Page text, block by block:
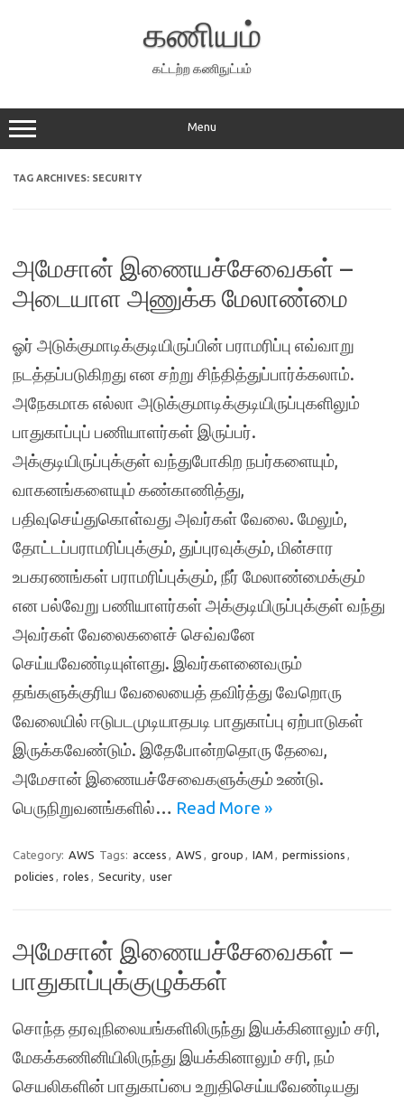
கணியம்
கட்டற்ற கணிநுட்பம்
Menu
TAG ARCHIVES: SECURITY
அமேசான் இணையச்சேவைகள் –
அடையாள அணுக்க மேலாண்மை
ஓர் அடுக்குமாடிக்குடியிருப்பின் பராமரிப்பு எவ்வாறு
நடத்தப்படுகிறது என சற்று சிந்தித்துப்பார்க்கலாம்.
அநேகமாக எல்லா அடுக்குமாடிக்குடியிருப்புகளிலும்
பாதுகாப்புப் பணியாளர்கள் இருப்பர்.
அக்குடியிருப்புக்குள் வந்துபோகிற நபர்களையும்,
வாகனங்களையும் கண்காணித்து,
பதிவுசெய்துகொள்வது அவர்கள் வேலை. மேலும்,
தோட்டப்பராமரிப்புக்கும், துப்புரவுக்கும், மின்சார
உபகரணங்கள் பராமரிப்புக்கும், நீர் மேலாண்மைக்கும்
என பல்வேறு பணியாளர்கள் அக்குடியிருப்புக்குள் வந்து
அவர்கள் வேலைகளைச் செவ்வனே
செய்யவேண்டியுள்ளது. இவர்களனைவரும்
தங்களுக்குரிய வேலையைத் தவிர்த்து வேறொரு
வேலையில் ஈடுபடமுடியாதபடி பாதுகாப்பு ஏற்பாடுகள்
இருக்கவேண்டும். இதேபோன்றதொரு தேவை,
அமேசான் இணையச்சேவைகளுக்கும் உண்டு.
பெருநிறுவனங்களில்… Read More »
Category: AWS Tags: access , AWS , group , IAM , permissions ,
policies , roles , Security, user
அமேசான் இணையச்சேவைகள் –
பாதுகாப்புக்குழுக்கள்
சொந்த தரவுநிலையங்களிலிருந்து இயக்கினாலும் சரி,
மேகக்கணினியிலிருந்து இயக்கினாலும் சரி, நம்
செயலிகளின் பாதுகாப்பை உறுதிசெய்யவேண்டியது